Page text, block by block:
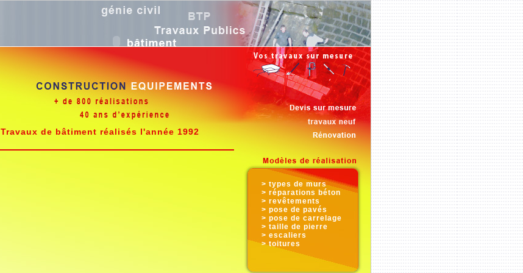
Travaux de bâtiment réalisés l'année 1992
> types de murs
> réparations béton
> revêtements
> pose de pavés
> pose de carrelage
> taille de pierre
> escaliers
> toitures